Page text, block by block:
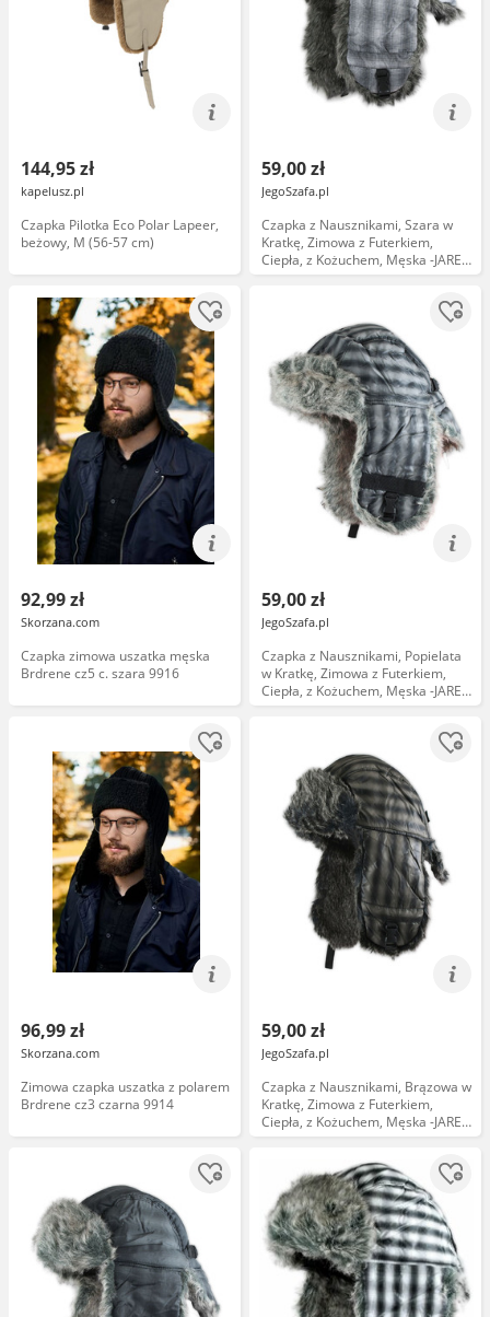
144,95 zł
kapelusz.pl
Czapka Pilotka Eco Polar Lapeer,
beżowy, M (56-57 cm)
59,00 zł
JegoSzafa.pl
Czapka z Nausznikami, Szara w
Kratkę, Zimowa z Futerkiem,
Ciepła, z Kożuchem, Męska -JAREK
92,99 zł
Skorzana.com
Czapka zimowa uszatka męska
Brdrene cz5 c. szara 9916
59,00 zł
JegoSzafa.pl
Czapka z Nausznikami, Popielata
w Kratkę, Zimowa z Futerkiem,
Ciepła, z Kożuchem, Męska -JAREK
96,99 zł
Skorzana.com
Zimowa czapka uszatka z polarem
Brdrene cz3 czarna 9914
59,00 zł
JegoSzafa.pl
Czapka z Nausznikami, Brązowa w
Kratkę, Zimowa z Futerkiem,
Ciepła, z Kożuchem, Męska -JAREK
CPAJARUSZANKAAWUP028brazkrata